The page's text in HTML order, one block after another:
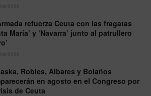
2026
refuerza Ceuta con las fragatas
María’ y ‘Navarra’ junto al patrullero
2026
Robles, Albares y Bolaños
en agosto en el Congreso por
de Ceuta